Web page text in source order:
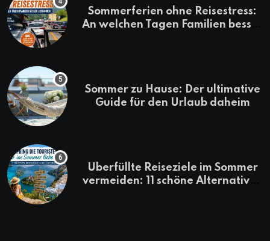
Sommerferien ohne Reisestress:
An welchen Tagen Familien besser
Sommer zu Hause: Der ultimative
Guide für den Urlaub daheim
Überfüllte Reiseziele im Sommer
vermeiden: 11 schöne Alternativen